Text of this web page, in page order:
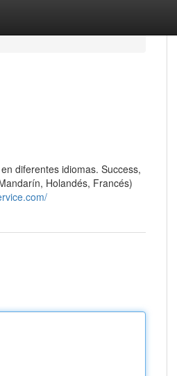
diferentes idiomas. Success,
Holandés, Francés)